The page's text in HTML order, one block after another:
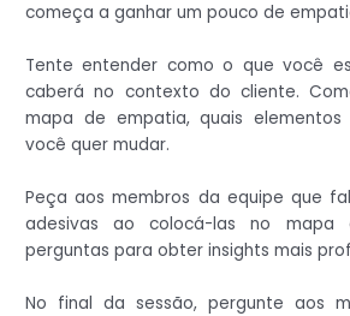
começa a ganhar um pouco de
Tente entender como o que você
caberá no contexto do cliente.
mapa de empatia, quais
você quer mudar.
Peça aos membros da equipe que
adesivas ao colocá-las no mapa
perguntas para obter insights mais
No final da sessão, pergunte aos